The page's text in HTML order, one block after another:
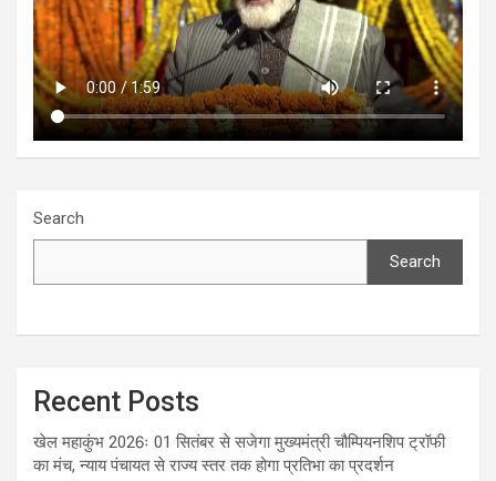
Search
Search
Recent Posts
खेल महाकुंभ 2026ः 01 सितंबर से सजेगा मुख्यमंत्री चौम्पियनशिप ट्रॉफी
का मंच, न्याय पंचायत से राज्य स्तर तक होगा प्रतिभा का प्रदर्शन